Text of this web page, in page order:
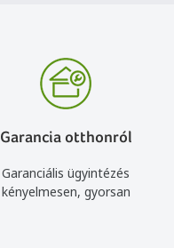
Garancia otthonról
Garanciális ügyintézés
kényelmesen, gyorsan